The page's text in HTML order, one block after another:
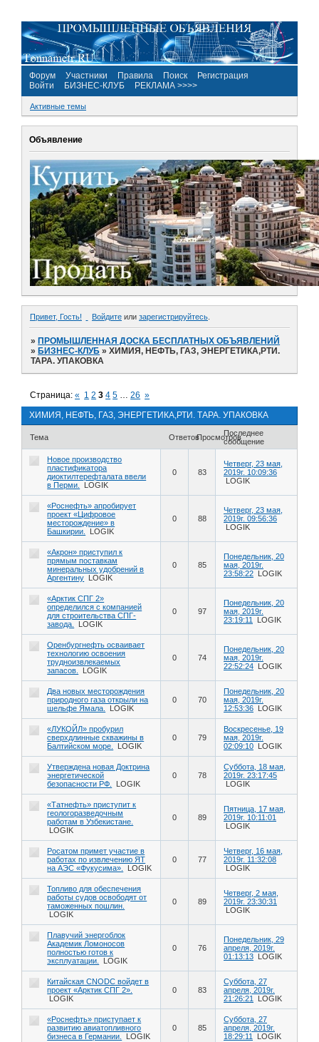
Форум Участники Правила Поиск
Регистрация
Войти
БИЗНЕС-КЛУБ РЕКЛАМА >>>>
Активные темы
Объявление
Привет, Гость! Войдите или зарегистрируйтесь
»ПРОМЫШЛЕННАЯ ДОСКА БЕСПЛАТНЫХ ОБЪЯВЛЕНИЙ
»БИЗНЕС-КЛУБ »ХИМИЯ, НЕФТЬ, ГАЗ, ЭНЕРГЕТИКА,РТИ.
ТАРА. УПАКОВКА
ХИМИЯ, НЕФТЬ, ГАЗ, ЭНЕРГЕТИКА,РТИ. ТАРА. УПАКОВКА
Страница:« 1 2 3 4 5 … 26 »
Тема ОтветовПросмотровПоследнее
сообщение
Новое производство
пластификатора
диоктилтерефталата ввели
в Перми.
LOGIK
0 83
Четверг, 23 мая,
2019г. 10:09:36
LOGIK
«Роснефть» апробирует
проект «Цифровое
месторождение» в
Башкирии.
LOGIK
0 88
Четверг, 23 мая,
2019г. 09:56:36
LOGIK
«Акрон» приступил к
прямым поставкам
минеральных удобрений в
Аргентину LOGIK
0 85
Понедельник, 20
мая, 2019г.
23:58:22 LOGIK
«Арктик СПГ 2»
определился с компанией
для строительства СПГ-
завода.
LOGIK
0 97
Понедельник, 20
мая, 2019г.
23:19:11
LOGIK
Оренбургнефть осваивает
технологию освоения
трудноизвлекаемых
запасов.
LOGIK
0 74
Понедельник, 20
мая, 2019г.
22:52:24 LOGIK
Два новых месторождения
природного газа открыли на
шельфе Ямала.
LOGIK
0 70
Понедельник, 20
мая, 2019г.
12:53:36 LOGIK
«ЛУКОЙЛ» пробурил
сверхдлинные скважины в
Балтийском море.
LOGIK
0 79
Воскресенье, 19
мая, 2019г.
02:09:10 LOGIK
Утверждена новая Доктрина
энергетической
безопасности РФ.
LOGIK
0 78
Суббота, 18 мая,
2019г. 23:17:45
LOGIK
«Татнефть» приступит к
геологоразведочным
работам в Узбекистане.
LOGIK
0 89
Пятница, 17 мая,
2019г. 10:11:01
LOGIK
Росатом примет участие в
работах по извлечению ЯТ
на АЭС «Фукусима».
LOGIK
0 77
Четверг, 16 мая,
2019г. 11:32:08
LOGIK
Топливо для обеспечения
работы судов освободят от
таможенных пошлин.
LOGIK
0 89
Четверг, 2 мая,
2019г. 23:30:31
LOGIK
Плавучий энергоблок
Академик Ломоносов
полностью готов к
эксплуатации.
LOGIK
0 76
Понедельник, 29
апреля, 2019г.
01:13:13 LOGIK
Китайская CNODC войдет в
проект «Арктик СПГ 2».
LOGIK
0 83
Суббота, 27
апреля, 2019г.
21:26:21
LOGIK
«Роснефть» приступает к
развитию авиатопливного
бизнеса в Германии.
LOGIK
0 85
Суббота, 27
апреля, 2019г.
18:29:11
LOGIK